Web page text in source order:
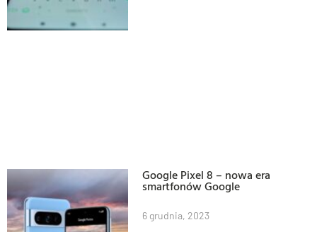
Google Pixel 8 – nowa era
smartfonów Google
6 grudnia, 2023